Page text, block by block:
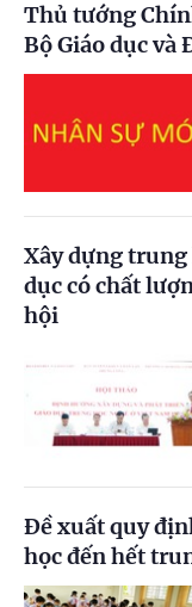
Thủ tướng
Bộ Giáo dục và
Xây dựng
dục có chất
hội
Đề xuất quy
học đến hết